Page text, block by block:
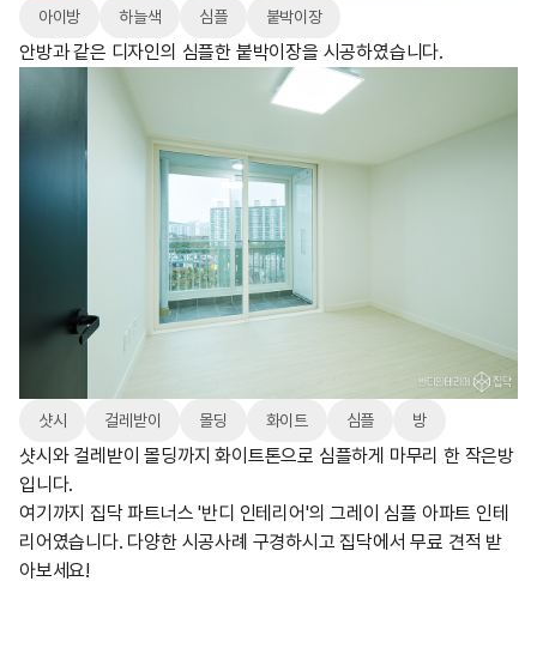
아이방 하늘색 심플 붙박이장
안방과 같은 디자인의 심플한 붙박이장을 시공하였습니다.
샷시 걸레받이 몰딩 화이트 심플 방
샷시와 걸레받이 몰딩까지 화이트톤으로 심플하게 마무리 한 작은방
입니다.
여기까지 집닥 파트너스 '반디 인테리어'의 그레이 심플 아파트 인테
리어였습니다. 다양한 시공사례 구경하시고 집닥에서 무료 견적 받
아보세요!